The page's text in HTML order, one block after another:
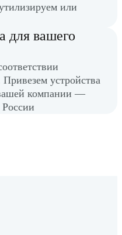
или
для вашего
устройства
компании —